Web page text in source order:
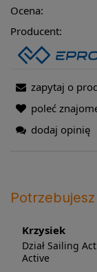
Ocena:
Producent:
zapytaj o
poleć
dodaj opinię
Krzysiek
Dział Sailing
Active